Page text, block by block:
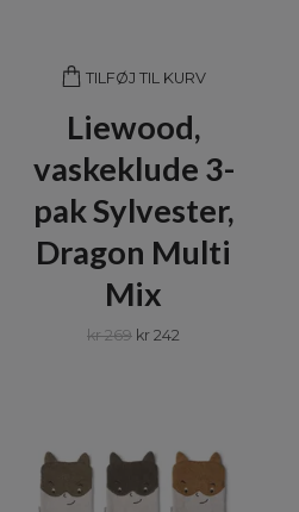
TILFØJ TIL KURV
Liewood,
vaskeklude 3-
pak Sylvester,
Dragon Multi
Mix
kr 269 kr 242